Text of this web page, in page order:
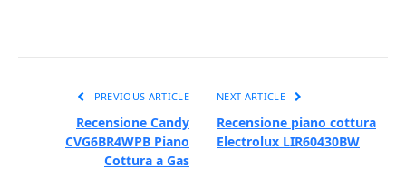
PREVIOUS ARTICLE
Recensione Candy
CVG6BR4WPB Piano
Cottura a Gas
NEXT ARTICLE
Recensione piano cottura
Electrolux LIR60430BW